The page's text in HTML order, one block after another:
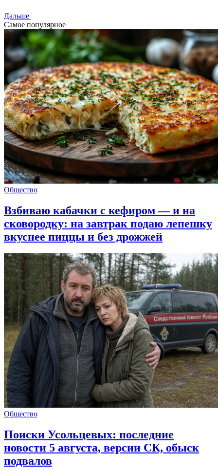
Дальше
Самое популярное
Общество
Взбиваю кабачки с кефиром — и на
сковородку: на завтрак подаю лепешку
вкуснее пиццы и без дрожжей
Общество
Поиски Усольцевых: последние
новости 5 августа, версии СК, обыск
подвалов